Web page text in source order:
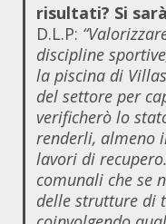
risultati? Si
D.L.P:
discipline
la piscina di
del settore per
verificherò lo
renderli, almeno
lavori di
comunali che se
delle strutture di